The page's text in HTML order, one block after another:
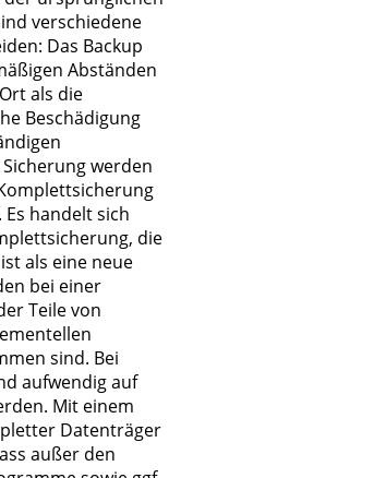
verschiedene
Das Backup
Abständen
als die
Beschädigung
werden
handelt sich
die
als eine neue
bei einer
Teile von
sind. Bei
aufwendig auf
Mit einem
Datenträger
außer den